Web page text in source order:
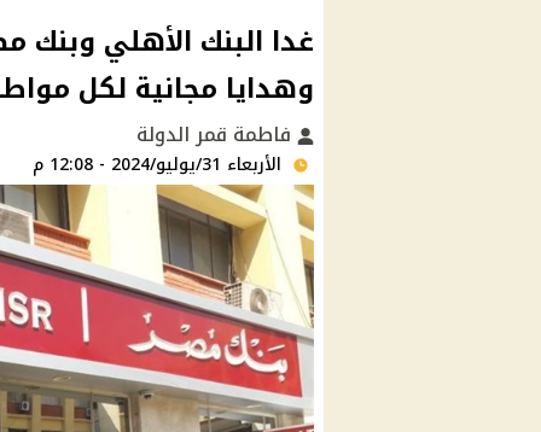
غدا البنك الأهلي وبنك
وهدايا مجانية لكل
فاطمة قمر الدولة
الأربعاء 31/يوليو/2024 - 12:08 م